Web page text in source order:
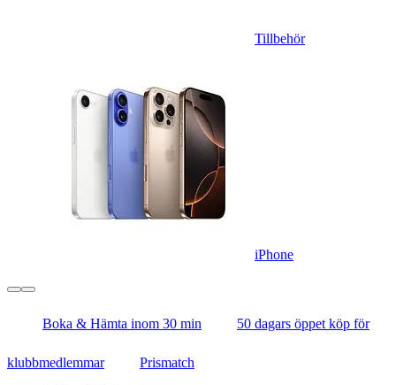
Tillbehör
iPhone
Boka & Hämta inom 30 min 50 dagars öppet köp för
klubbmedlemmar Prismatch